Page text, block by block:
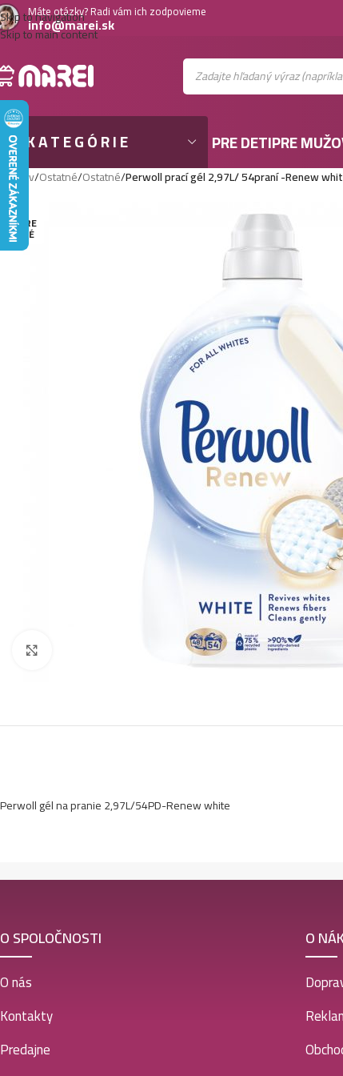
Skip to navigation
Skip to main content
Máte otázky? Radi vám ich zodpovieme
info@marei.sk
KATEGÓRIE PRE DETIPRE
Domov/Ostatné/Ostatné/Perwoll prací gél 2,97L/ 54praní -Renew
VYPRE
DANÉ
Perwoll gél na pranie 2,97L/54PD-Renew white
O SPOLOČNOSTI
O nás
Kontakty
Predajne
O